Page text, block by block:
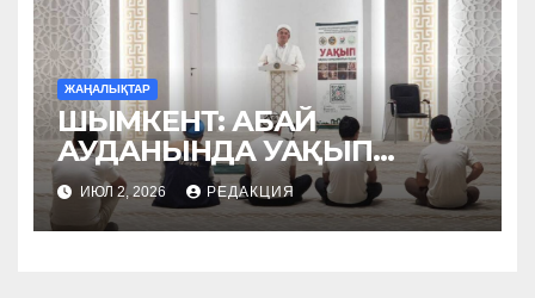
ЖАҢАЛЫҚТАР
ШЫМКЕНТ: АБАЙ
АУДАНЫНДА УАҚЫП
НАСИХАТТАЛДЫ
ИЮЛ 2, 2026 РЕДАКЦИЯ